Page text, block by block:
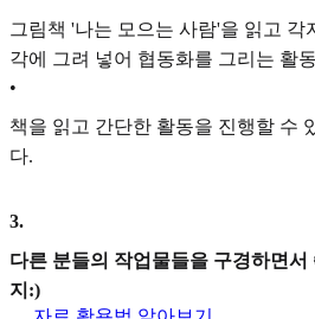
그림책 '나는 모으는 사람'을 읽고 각
각에 그려 넣어 협동화를 그리는 활
•
책을 읽고 간단한 활동을 진행할 수
다.
3.
다른 분들의 작업물들을 구경하면
지:)